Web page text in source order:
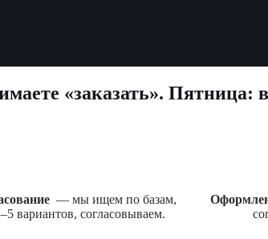
«заказать». Пятница:
— мы ищем по базам,
вариантов, согласовываем.